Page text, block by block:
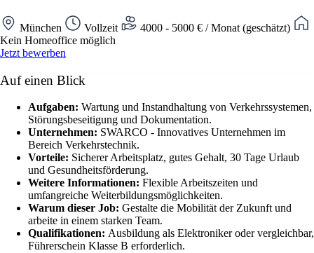
München Vollzeit
4000 - 5000 € / Monat (geschätzt)
Kein Homeoffice möglich
Jetzt bewerben
Auf einen Blick
Aufgaben: Wartung und Instandhaltung von Verkehrssystemen,
Störungsbeseitigung und Dokumentation.
Unternehmen: SWARCO - Innovatives Unternehmen im
Bereich Verkehrstechnik.
Vorteile: Sicherer Arbeitsplatz, gutes Gehalt, 30 Tage Urlaub
und Gesundheitsförderung.
Weitere Informationen: Flexible Arbeitszeiten und
umfangreiche Weiterbildungsmöglichkeiten.
Warum dieser Job: Gestalte die Mobilität der Zukunft und
arbeite in einem starken Team.
Qualifikationen: Ausbildung als Elektroniker oder vergleichbar,
Führerschein Klasse B erforderlich.